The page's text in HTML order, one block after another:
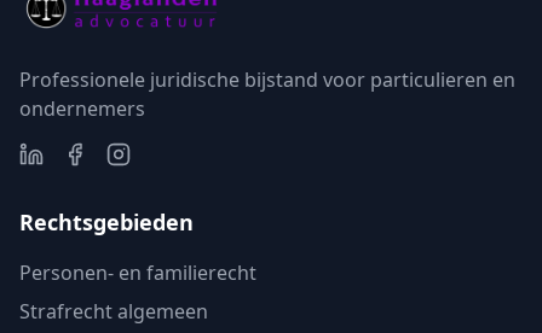
Professionele juridische bijstand voor particulieren en
ondernemers
Rechtsgebieden
Personen- en familierecht
Strafrecht algemeen